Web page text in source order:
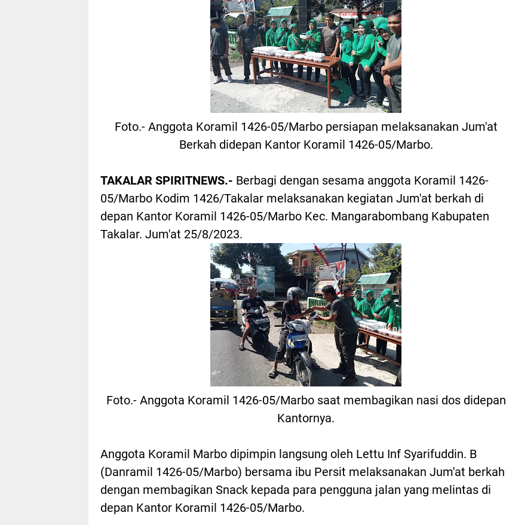
Foto.- Anggota Koramil 1426-05/Marbo persiapan melaksanakan Jum'at
Berkah didepan Kantor Koramil 1426-05/Marbo.
TAKALAR SPIRITNEWS.- Berbagi dengan sesama anggota Koramil 1426-
05/Marbo Kodim 1426/Takalar melaksanakan kegiatan Jum'at berkah di
depan Kantor Koramil 1426-05/Marbo Kec. Mangarabombang Kabupaten
Takalar. Jum'at 25/8/2023.
Foto.- Anggota Koramil 1426-05/Marbo saat membagikan nasi dos didepan
Kantornya.
Anggota Koramil Marbo dipimpin langsung oleh Lettu Inf Syarifuddin. B
(Danramil 1426-05/Marbo) bersama ibu Persit melaksanakan Jum'at berkah
dengan membagikan Snack kepada para pengguna jalan yang melintas di
depan Kantor Koramil 1426-05/Marbo.